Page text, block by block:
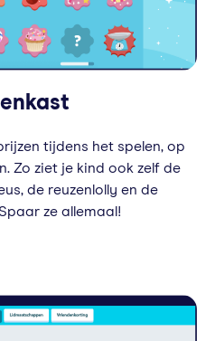
tijdens het spelen, op
Zo ziet je kind ook zelf de
de reuzenlolly en de
ze allemaal!